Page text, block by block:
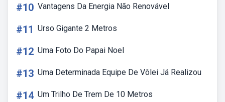
#10 Vantagens Da Energia Não Renovável
#11 Urso Gigante 2 Metros
#12 Uma Foto Do Papai Noel
#13 Uma Determinada Equipe De Vôlei Já Realizou
#14 Um Trilho De Trem De 10 Metros